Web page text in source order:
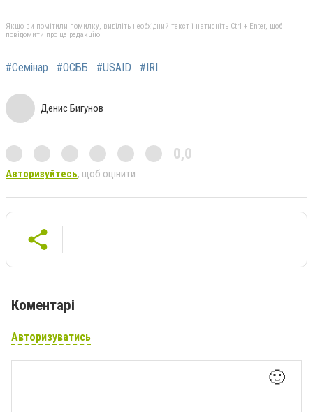
Якщо ви помітили помилку, виділіть необхідний текст і натисніть Ctrl + Enter, щоб
повідомити про це редакцію
#Семінар #ОСББ #USAID #IRI
Денис Бигунов
0,0
Авторизуйтесь, щоб оцінити
Коментарі
Авторизуватись
🙂